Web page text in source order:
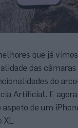
que já
das
do
Artificial. E
de um